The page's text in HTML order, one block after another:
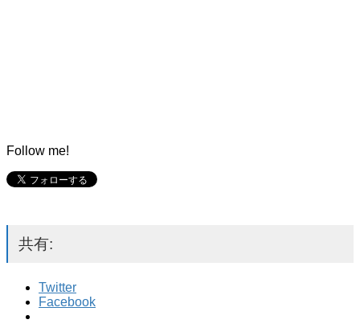
Follow me!
共有:
Twitter
Facebook